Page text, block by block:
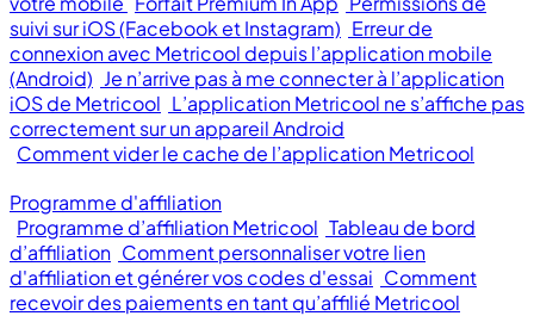
suivi sur iOS (Facebook et Instagram) Erreur de
connexion avec Metricool depuis l’application mobile
(Android) Je n’arrive pas à me connecter à l’application
iOS de Metricool L’application Metricool ne s’affiche pas
correctement sur un appareil Android
Comment vider le cache de l’application Metricool
Programme d'affiliation
Programme d’affiliation Metricool Tableau de bord
d’affiliation Comment personnaliser votre lien
d'affiliation et générer vos codes d'essai Comment
recevoir des paiements en tant qu’affilié Metricool